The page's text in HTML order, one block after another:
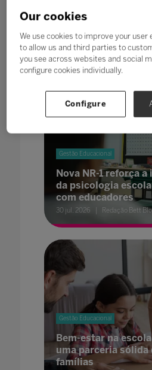
Inclusão financeira:
para reduzir a
superior
03 ago. 2026 Conteúdo
Gestão Educacional
Nova NR-1 reforça
da psicologia
com educadores
30 jul. 2026 Redação Bett
Gestão Educacional
Bem-estar na
uma parceria sólida
famílias
Our cookies
We use cookies to improve your user
to allow us and third parties to
you see across websites and social
configure cookies individually.
Configure